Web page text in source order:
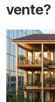
vente?